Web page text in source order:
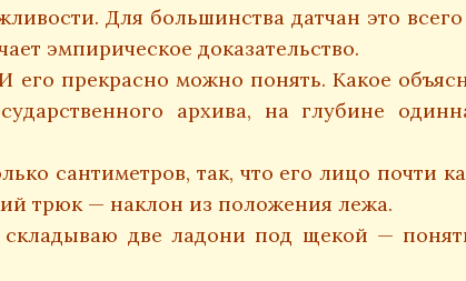
Для большинства датчан это
эмпирическое доказательство.
прекрасно можно понять. Какое
архива, на глубине
сантиметров, так, что его лицо почти
трюк — наклон из положения лежа.
две ладони под щекой —